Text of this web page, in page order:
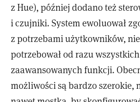
z Hue), później dodano też
i czujniki. System ewoluował
z potrzebami użytkowników,
potrzebował od razu wszystkich
zaawansowanych funkcji.
możliwości są bardzo szerokie,